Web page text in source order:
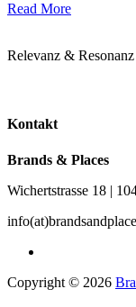
Read More
Relevanz &
Kontakt
Brands & Places
Wichertstrasse 18 |
Copyright © 2026